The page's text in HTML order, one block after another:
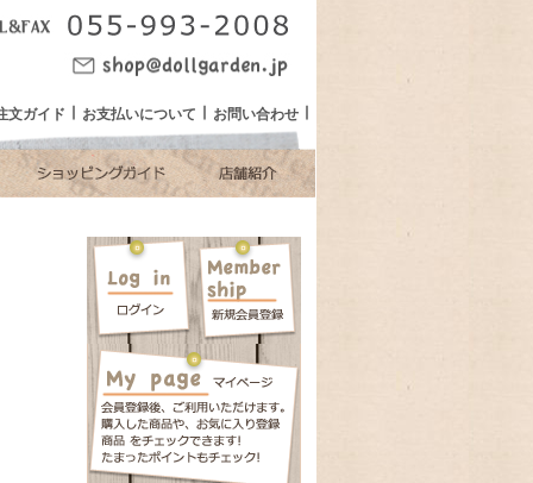
文ガイド お支払いについて お問い合わせ